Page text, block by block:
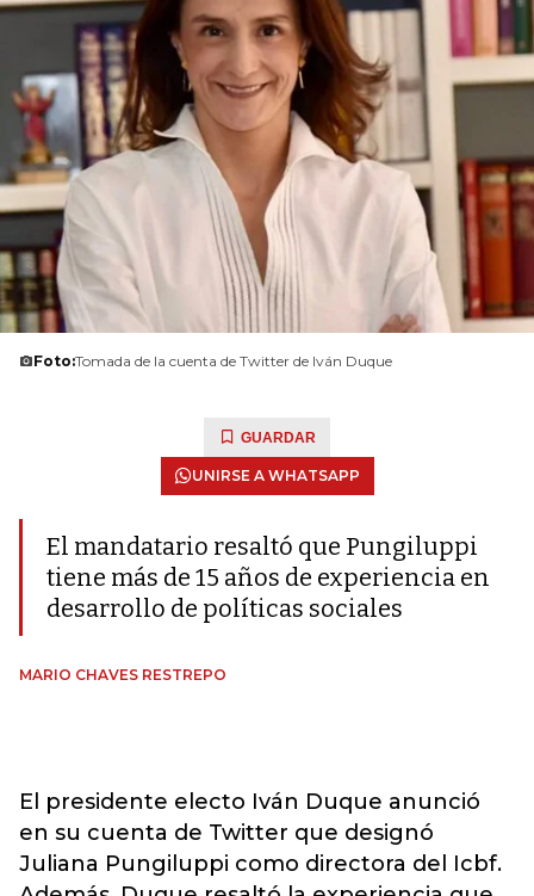
Foto:Tomada de la cuenta de Twitter de Iván Duque
GUARDAR
UNIRSE A WHATSAPP
El mandatario resaltó que Pungiluppi
tiene más de 15 años de experiencia en
desarrollo de políticas sociales
MARIO CHAVES RESTREPO
El presidente electo Iván Duque anunció
en su cuenta de Twitter que designó
Juliana Pungiluppi como directora del Icbf.